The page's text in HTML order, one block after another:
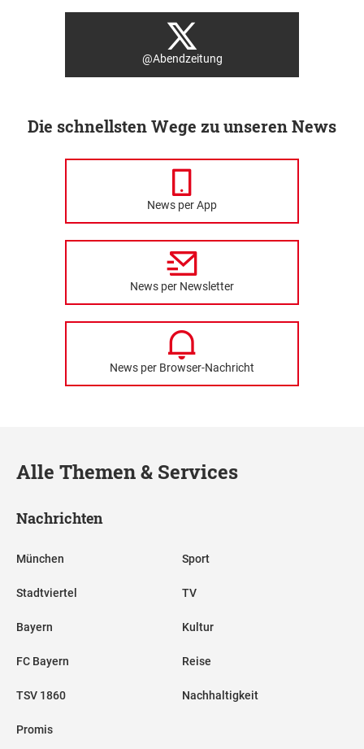
@Abendzeitung
Die schnellsten Wege zu unseren News
News per App
News per Newsletter
News per Browser-Nachricht
Alle Themen & Services
Nachrichten
München
Stadtviertel
Bayern
FC Bayern
TSV 1860
Promis
Sport
TV
Kultur
Reise
Nachhaltigkeit